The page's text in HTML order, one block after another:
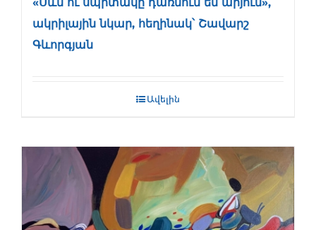
«Սևն ու սպիտակը դառնում են արյուն»,
ակրիլային նկար, հեղինակ՝ Շավարշ
Գևորգյան
Ավելին